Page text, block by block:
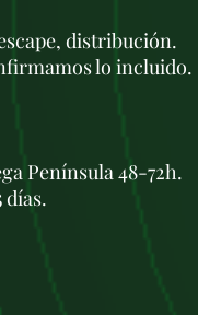
distribución.
lo incluido.
Península 48-72h.
días.